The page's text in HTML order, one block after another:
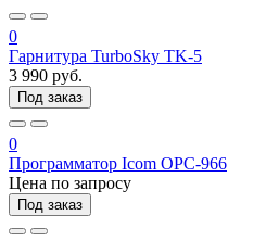
0
Гарнитура TurboSky TK-5
3 990 руб.
Под заказ
0
Программатор Icom OPC-966
Цена по запросу
Под заказ